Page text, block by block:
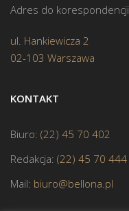
Adres do korespondencji
ul. Hankiewicza 2
02-103 Warszawa
KONTAKT
Biuro: (22) 45 70 402
Redakcja: (22) 45 70 444
Mail: biuro@bellona.pl